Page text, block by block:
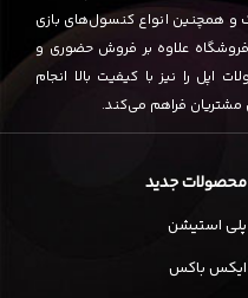
و همچنین انواع کنسول‌های بازی
فروشگاه علاوه بر فروش حضوری و
اپل را نیز با کیفیت بالا انجام
مشتریان فراهم می‌کند.
محصولات جدید
پلی استیشن
ایکس باکس